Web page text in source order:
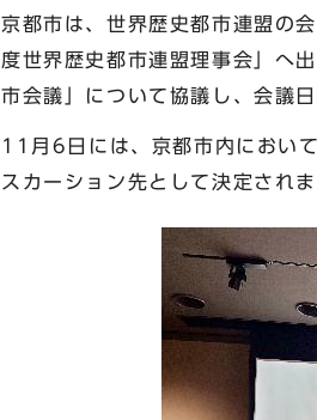
京都市は、世界歴史都市連盟の
度世界歴史都市連盟理事会」へ
市会議」について協議し、会議
11月6日には、京都市内におい
スカーション先として決定されま